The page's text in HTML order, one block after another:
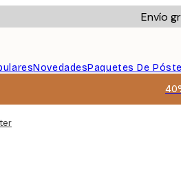
Envío
NovedadesPaquetes De